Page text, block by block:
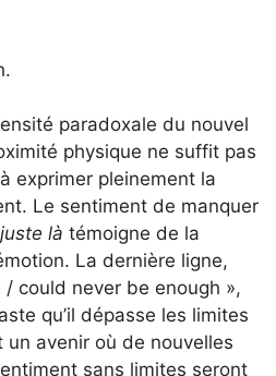
paradoxale du nouvel
physique ne suffit pas
exprimer pleinement la
Le sentiment de manquer
là témoigne de la
La dernière ligne,
could never be enough »,
qu’il dépasse les limites
avenir où de nouvelles
sans limites seront